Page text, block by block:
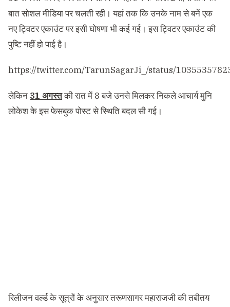
बात सोशल मीडिया पर चलती रही। यहां तक कि उनके नाम से बनें एक
नए ट्विटर एकाउंट पर इसी घोषणा भी कई गई। इस ट्विटर एकाउंट की
पुष्टि नहीं हो पाई है।
https://twitter.com/TarunSagarJi_/status/
लेकिन 31 अगस्तकी रात में 8 बजे उनसे मिलकर निकले आचार्य मुनि
लोकेश के इस फेसबुक पोस्ट से स्थिति बदल सी गई।
रिलीजन वर्ल्ड के सूत्रों के अनुसार तरूणसागर महाराजजी की तबीतय